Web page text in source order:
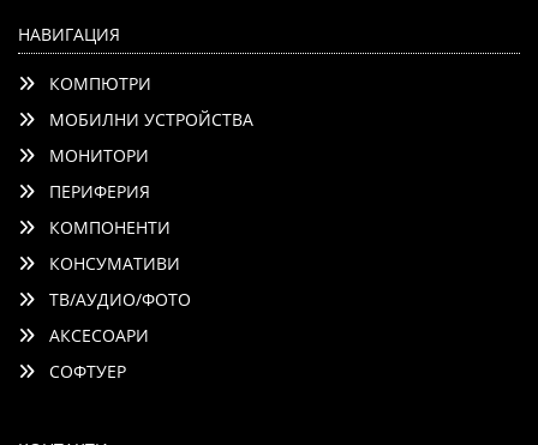
НАВИГАЦИЯ
КОМПЮТРИ
МОБИЛНИ УСТРОЙСТВА
МОНИТОРИ
ПЕРИФЕРИЯ
КОМПОНЕНТИ
КОНСУМАТИВИ
ТВ/АУДИО/ФОТО
АКСЕСОАРИ
СОФТУЕР